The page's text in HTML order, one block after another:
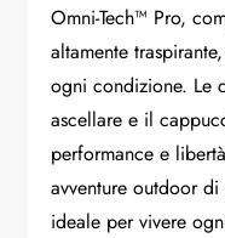
Omni-Tech™ Pro,
altamente
ogni condizione. Le
ascellare e il
performance e
avventure outdoor di
ideale per vivere